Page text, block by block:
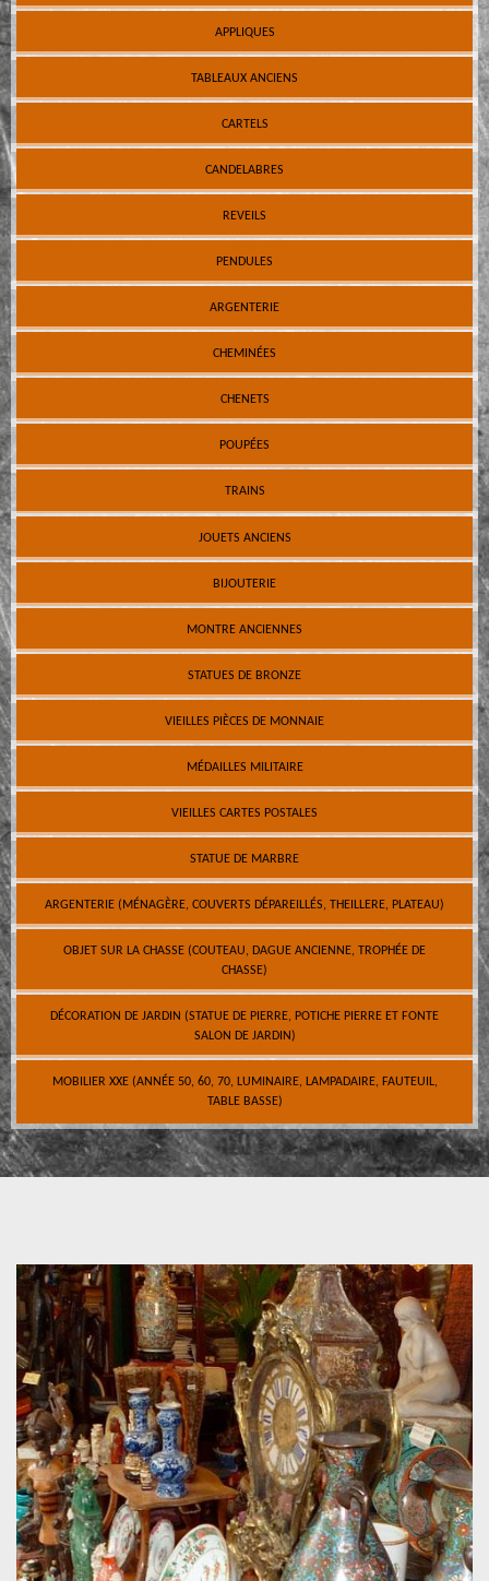
APPLIQUES
TABLEAUX ANCIENS
CARTELS
CANDELABRES
REVEILS
PENDULES
ARGENTERIE
CHEMINÉES
CHENETS
POUPÉES
TRAINS
JOUETS ANCIENS
BIJOUTERIE
MONTRE ANCIENNES
STATUES DE BRONZE
VIEILLES PIÈCES DE MONNAIE
MÉDAILLES MILITAIRE
VIEILLES CARTES POSTALES
STATUE DE MARBRE
ARGENTERIE (MÉNAGÈRE, COUVERTS DÉPAREILLÉS, THEILLERE, PLATEAU)
OBJET SUR LA CHASSE (COUTEAU, DAGUE ANCIENNE, TROPHÉE DE
CHASSE)
DÉCORATION DE JARDIN (STATUE DE PIERRE, POTICHE PIERRE ET FONTE
SALON DE JARDIN)
MOBILIER XXE (ANNÉE 50, 60, 70, LUMINAIRE, LAMPADAIRE, FAUTEUIL,
TABLE BASSE)